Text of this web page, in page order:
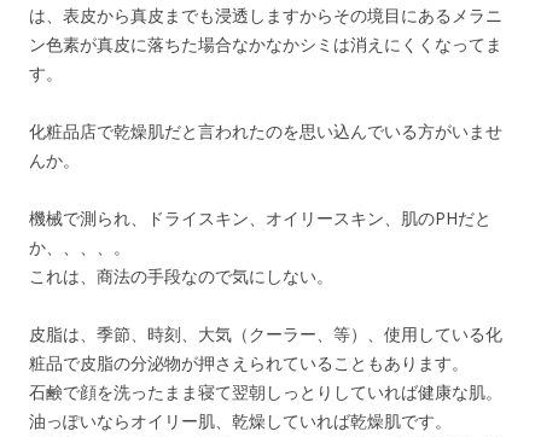
は、表皮から真皮までも浸透しますからその境目にあるメラニ
ン色素が真皮に落ちた場合なかなかシミは消えにくくなってま
す。
化粧品店で乾燥肌だと言われたのを思い込んでいる方がいませ
んか。
機械で測られ、ドライスキン、オイリースキン、肌のPHだと
か、、、、。
これは、商法の手段なので気にしない。
皮脂は、季節、時刻、大気（クーラー、等）、使用している化
粧品で皮脂の分泌物が押さえられていることもあります。
石鹸で顔を洗ったまま寝て翌朝しっとりしていれば健康な肌。
油っぽいならオイリー肌、乾燥していれば乾燥肌です。